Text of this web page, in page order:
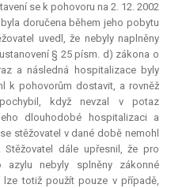
se k pohovoru na 2. 12. 2002
doručena během jeho pobytu
uvedl, že nebyly naplněny
§ 25 písm. d) zákona o
a následná hospitalizace byly
k pohovorům dostavit, a rovněž
když nevzal v potaz
dlouhodobé hospitalizaci a
stěžovatel v dané době nemohl
Stěžovatel dále upřesnil, že pro
nebyly splněny zákonné
totiž použít pouze v případě,